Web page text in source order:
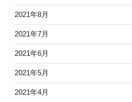
2021年8月
2021年7月
2021年6月
2021年5月
2021年4月